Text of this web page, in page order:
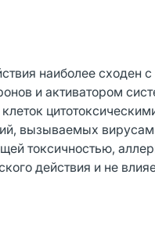
наиболее сходен
и активатором
вызываемых
токсичностью,
действия и не